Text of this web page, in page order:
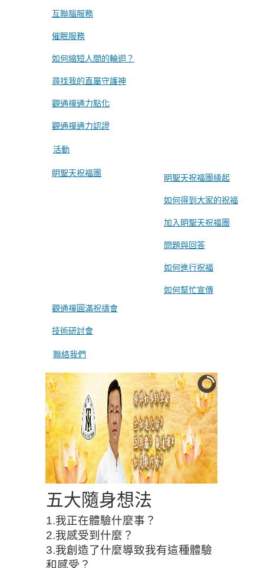
互聯腦服務
催眠服務
如何縮短人間的輪迴？
尋找我的直屬守護神
觀通禪通力點化
觀通禪通力認證
活動
眀聖天祝福團 眀聖天祝福團緣起
如何得到大家的祝福
加入眀聖天祝福團
問題與回答
如何進行祝福
如何幫忙宣傳
觀通禪圓滿祝禱會
技術研討會
聯絡我們
五大隨身想法
1.我正在體驗什麼事？
2.我感受到什麼？
3.我創造了什麼導致我有這種體驗
和感受？